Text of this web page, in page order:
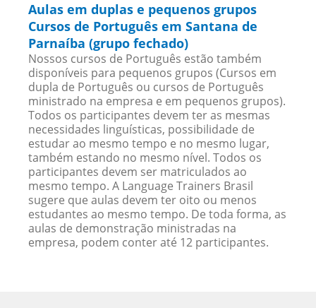
Aulas em duplas e pequenos grupos
Cursos de Português em Santana de
Parnaíba (grupo fechado)
Nossos cursos de Português estão também
disponíveis para pequenos grupos (Cursos em
dupla de Português ou cursos de Português
ministrado na empresa e em pequenos grupos).
Todos os participantes devem ter as mesmas
necessidades linguísticas, possibilidade de
estudar ao mesmo tempo e no mesmo lugar,
também estando no mesmo nível. Todos os
participantes devem ser matriculados ao
mesmo tempo. A Language Trainers Brasil
sugere que aulas devem ter oito ou menos
estudantes ao mesmo tempo. De toda forma, as
aulas de demonstração ministradas na
empresa, podem conter até 12 participantes.